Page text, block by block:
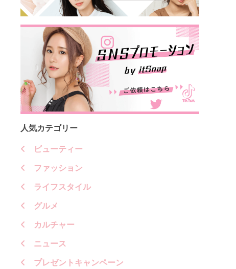
VDLで仕込む圧倒的透明感ほっぺ♡小田切ヒロさん絶賛
人気カテゴリー
ビューティー
ファッション
ライフスタイル
グルメ
カルチャー
ニュース
プレゼントキャンペーン